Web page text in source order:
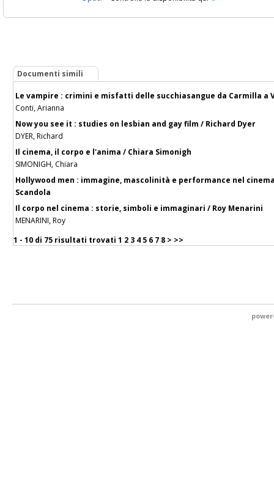
Documenti simili
Le vampire : crimini e misfatti delle succhiasangue da Carmilla a
Conti, Arianna
Now you see it : studies on lesbian and gay film / Richard Dyer
DYER, Richard
Il cinema, il corpo e l'anima / Chiara Simonigh
SIMONIGH, Chiara
Hollywood men : immagine, mascolinità e performance nel
Scandola
Il corpo nel cinema : storie, simboli e immaginari / Roy Menarini
MENARINI, Roy
1 - 10 di 75 risultati trovati 1 2 3 4 5 6 7 8 > >>